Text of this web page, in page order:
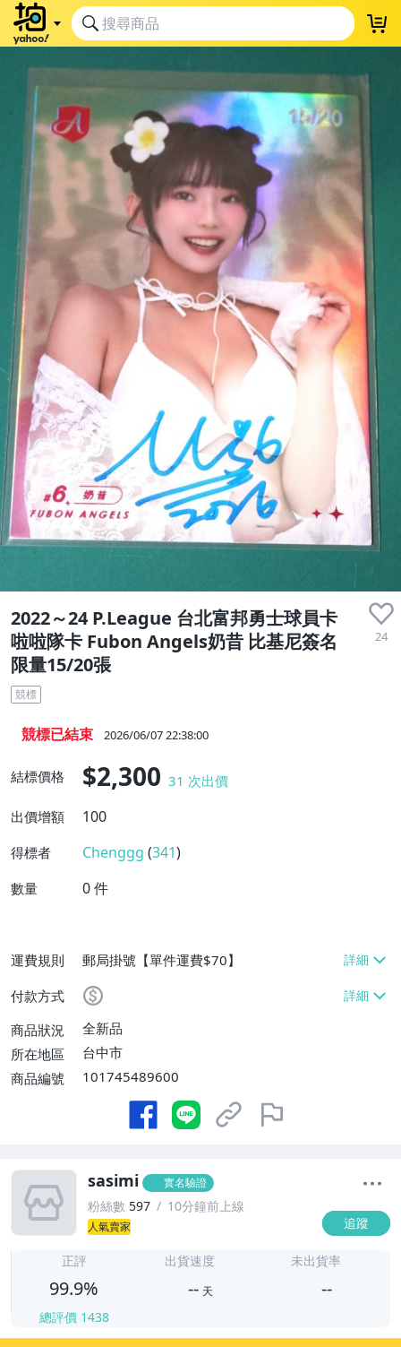
2022～24 P.League 台北富邦勇士球員卡
啦啦隊卡 Fubon Angels奶昔 比基尼簽名
限量15/20張
24
競標
競標已結束 2026/06/07 22:38:00
結標價格 $2,300 31 次出價
出價增額
100
得標者 Chenggg (341)
數量 0件
運費規則
郵局掛號【單件運費$70】
付款方式
商品狀況
全新品
所在地區
台中市
商品編號
101745489600
sasimi 實名驗證
粉絲數 597 10分鐘前上線
人氣賣家 追蹤
正評
99.9%
總評價 1438
出貨速度
-- 天
未出貨率
--